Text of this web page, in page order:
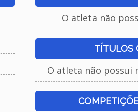
O atleta não
TÍTULOS
O atleta não possui